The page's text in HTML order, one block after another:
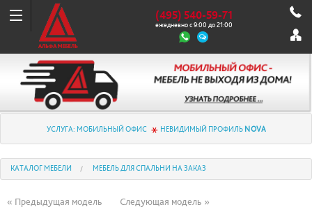
(495) 540-59-71
ежедневно с 9:00 до 21:00
УСЛУГА: МОБИЛЬНЫЙ ОФИС НЕВИДИМЫЙ ПРОФИЛЬ NOVA
КАТАЛОГ МЕБЕЛИ МЕБЕЛЬ ДЛЯ СПАЛЬНИ НА ЗАКАЗ
« Предыдущая модель Следующая модель »